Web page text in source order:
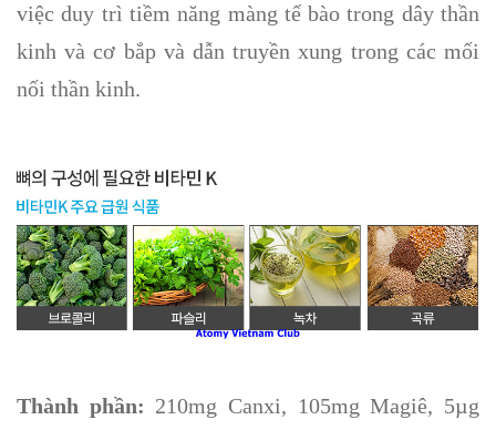
việc duy trì tiềm năng màng tế bào trong dây thần
kinh và cơ bắp và dẫn truyền xung trong các mối
nối thần kinh.
Thành phần: 210mg Canxi, 105mg Magiê, 5µg